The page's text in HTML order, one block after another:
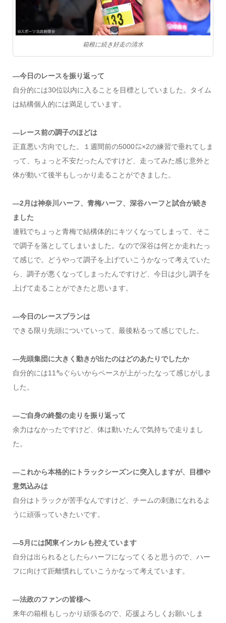
箱根に続き好走の清水
―今日のレースを振り返って
自分的には30位以内に入ることを目標としていました。タイム
は結構個人的には満足しています。
―レース前の調子のほどは
正直悪い方向でした。１週間前の5000㍍×2の練習で垂れてしま
って、ちょっと不安だったんですけど、走ってみた感じ意外と
体が動いて後半もしっかり走ることができました。
―2月は神奈川ハーフ、青梅ハーフ、深谷ハーフと試合が続き
ました
連戦でちょっと青梅で結構体的にキツくなってしまって、そこ
で調子を落としてしまいました。なので深谷は何とか走れたっ
て感じで。どうやって調子を上げていこうかなって考えていた
ら、調子が悪くなってしまったんですけど、今日は少し調子を
上げて走ることができたと思います。
―今日のレースプランは
できる限り先頭についていって、最後粘るって感じでした。
―先頭集団に大きく動きが出たのはどのあたりでしたか
自分的には11㌔ぐらいからペースが上がったなって感じがしま
した。
―ご自身の終盤の走りを振り返って
余力はなかったですけど、体は動いたんで気持ちで走りまし
た。
―これから本格的にトラックシーズンに突入しますが、目標や
意気込みは
自分はトラックが苦手なんですけど、チームの刺激になれるよ
うに頑張っていきたいです。
―5月には関東インカレも控えています
自分は出られるとしたらハーフになってくると思うので、ハー
フに向けて距離慣れしていこうかなって考えています。
―法政のファンの皆様へ
来年の箱根もしっかり頑張るので、応援よろしくお願いしま